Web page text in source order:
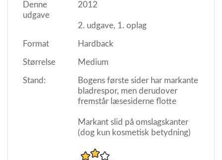
Denne
udgave
2012
2. udgave, 1. oplag
Format Hardback
Størrelse Medium
Stand:
Bogens første sider har markante
bladrespor, men derudover
fremstår læsesiderne flotte
Markant slid på omslagskanter
(dog kun kosmetisk betydning)